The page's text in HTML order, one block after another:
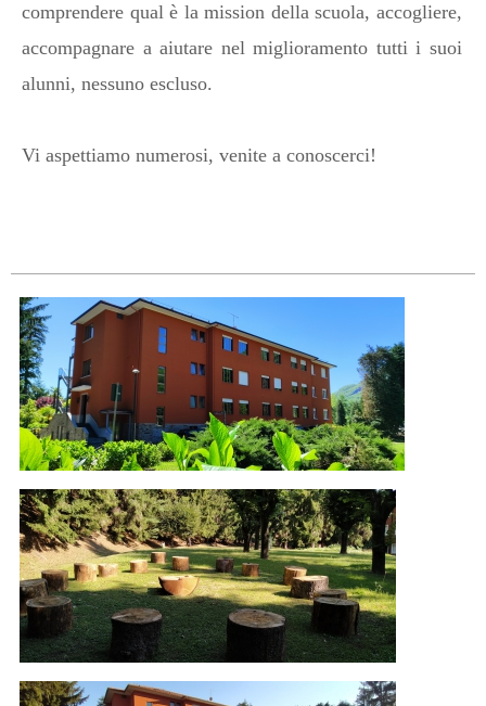
comprendere qual è la mission della scuola, accogliere,
accompagnare a aiutare nel miglioramento tutti i suoi
alunni, nessuno escluso.
Vi aspettiamo numerosi, venite a conoscerci!